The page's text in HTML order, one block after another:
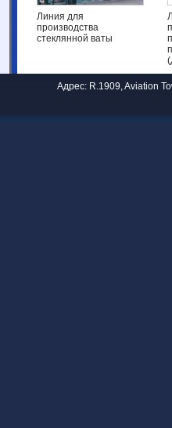
Линия для
производства
стеклянной ваты
Адрес: R.1909, Aviation